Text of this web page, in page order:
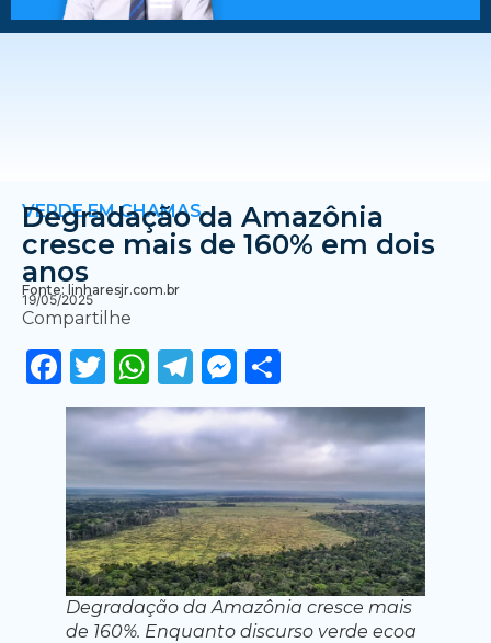
VERDE EM CHAMAS
Degradação da Amazônia
cresce mais de 160% em dois
anos
Fonte: linharesjr.com.br
19/05/2025
Compartilhe
Facebook
Twitter
WhatsApp
Telegram
Messenger
Degradação da Amazônia cresce mais
de 160%. Enquanto discurso verde ecoa